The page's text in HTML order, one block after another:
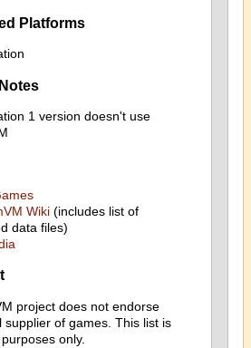
Platforms
1 version doesn't use
Wiki(includes list of
data files)
project does not endorse
supplier of games. This list is
only.